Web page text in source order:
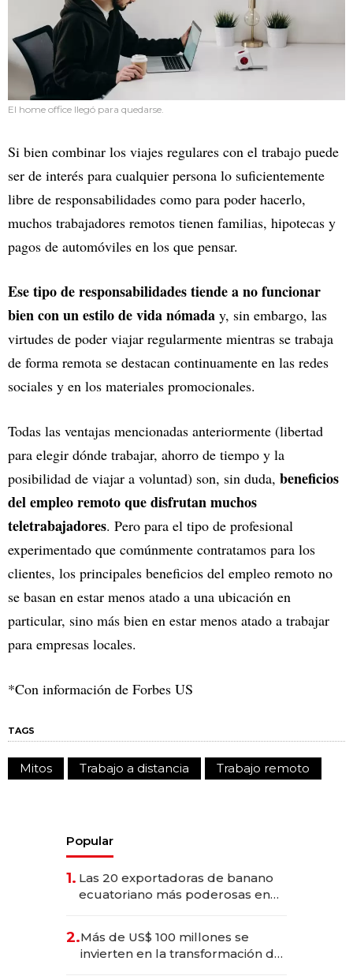
El home office llegó para quedarse.
Si bien combinar los viajes regulares con el trabajo puede
ser de interés para cualquier persona lo suficientemente
libre de responsabilidades como para poder hacerlo,
muchos trabajadores remotos tienen familias, hipotecas y
pagos de automóviles en los que pensar.
Ese tipo de responsabilidades tiende a no funcionar
bien con un estilo de vida nómada y, sin embargo, las
virtudes de poder viajar regularmente mientras se trabaja
de forma remota se destacan continuamente en las redes
sociales y en los materiales promocionales.
Todas las ventajas mencionadas anteriormente (libertad
para elegir dónde trabajar, ahorro de tiempo y la
posibilidad de viajar a voluntad) son, sin duda, beneficios
del empleo remoto que disfrutan muchos
teletrabajadores. Pero para el tipo de profesional
experimentado que comúnmente contratamos para los
clientes, los principales beneficios del empleo remoto no
se basan en estar menos atado a una ubicación en
particular, sino más bien en estar menos atado a trabajar
para empresas locales.
*Con información de Forbes US
TAGS
Mitos Trabajo a distancia Trabajo remoto
Popular
1. Las 20 exportadoras de banano
ecuatoriano más poderosas en
2.Más de US$ 100 millones se
invierten en la transformación de